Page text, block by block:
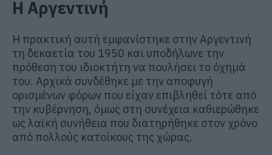
Η Αργεντινή
Η πρακτική αυτή εμφανίστηκε στην Αργεντινή
τη δεκαετία του 1950 και υποδήλωνε την
πρόθεση του ιδιοκτήτη να πουλήσει το όχημά
του. Αρχικά συνδέθηκε με την αποφυγή
ορισμένων φόρων που είχαν επιβληθεί τότε από
την κυβέρνηση, όμως στη συνέχεια καθιερώθηκε
ως λαϊκή συνήθεια που διατηρήθηκε στον χρόνο
από πολλούς κατοίκους της χώρας.